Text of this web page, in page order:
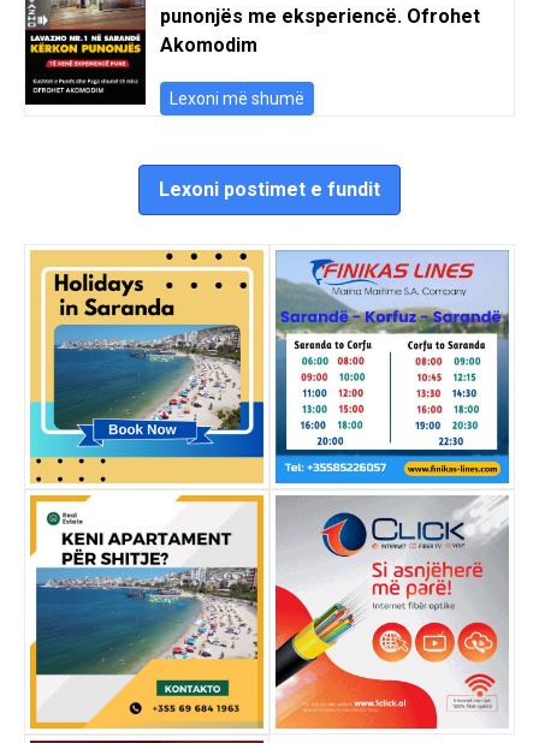
punonjës me eksperiencë. Ofrohet
Akomodim
Lexoni më shumë
Lexoni postimet e fundit